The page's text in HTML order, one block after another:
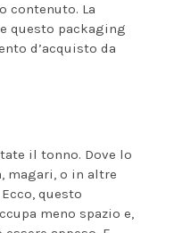
contenuto. La
questo packaging
d’acquisto da
il tonno. Dove lo
magari, o in altre
questo
meno spazio e,